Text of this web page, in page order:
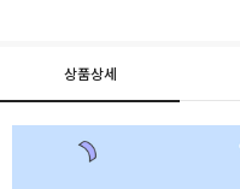
상품상세